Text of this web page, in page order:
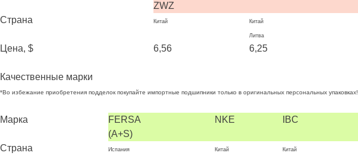
ZWZ
Страна Китай Китай
Литва
Цена, $ 6,56 6,25
Качественные марки
*Во избежание приобретения подделок покупайте импортные подшипники только в оригинальных персональных упаковках!
Марка
FERSA
(A+S)
NKE IBC
Страна Испания Китай Китай